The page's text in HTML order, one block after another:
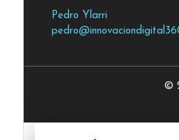
Pedro Ylarri
©